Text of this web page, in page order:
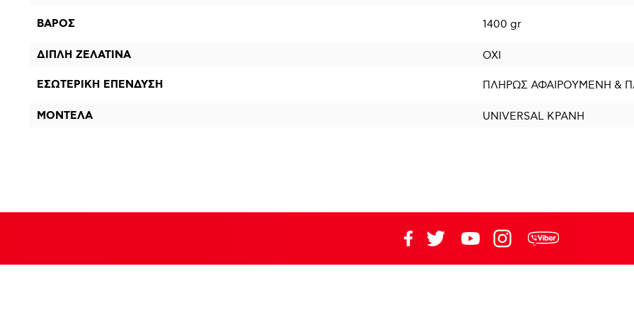
ΒΑΡΟΣ 1400 gr
ΔΙΠΛΗ ΖΕΛΑΤΙΝΑ ΟΧΙ
ΕΣΩΤΕΡΙΚΗ ΕΠΕΝΔΥΣΗ ΠΛΗΡΩΣ ΑΦΑΙΡΟΥΜΕΝΗ &
ΜΟΝΤΕΛΑ UNIVERSAL ΚΡΑΝΗ